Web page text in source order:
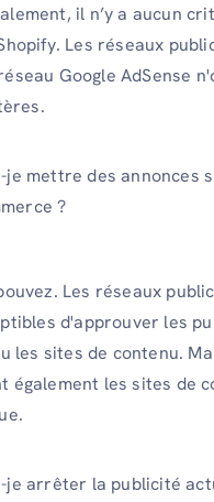
il n’y a aucun
Les réseaux
Google AdSense
je mettre des annonces
?
Les réseaux
d'approuver les
les sites de contenu.
également les sites de
je arrêter la publicité